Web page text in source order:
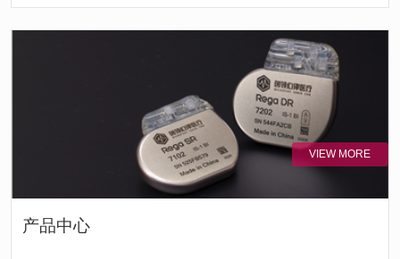
VIEW MORE
产品中心